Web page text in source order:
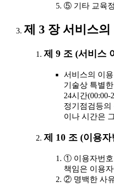
⑤ 기타 교육
제 3 장 서비스의
제 9 조 (서비스
서비스의 이
기술상 특별
24시간
정기점검등의
이나 시간은
제 10 조 (이용
① 이용자번호
책임은 이용
② 명백한 사